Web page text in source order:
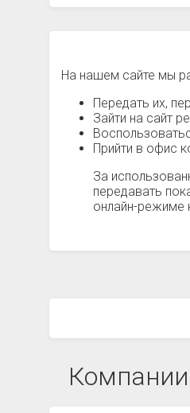
На нашем сайте мы
Передать их,
Зайти на сайт
Прийти в офис
За
передавать
онлайн-режиме